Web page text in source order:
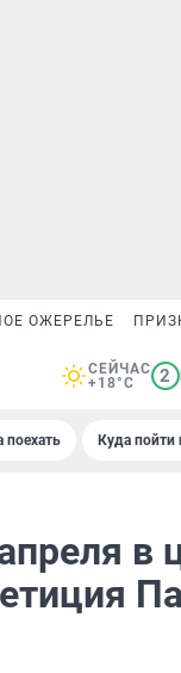
ОЖЕРЕЛЬЕ
СЕЙЧАС
+18°C
2
поехать Куда
в